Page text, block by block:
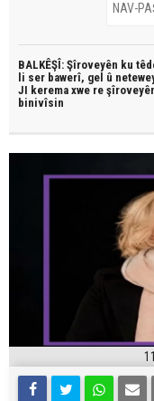
BALKÊŞÎ: Şîroveyên ku
li ser bawerî, gel û
JI kerema xwe re
binivîsin